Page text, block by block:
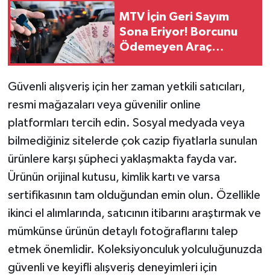
MTV İçin Geri Sayım
Sona Eriyor! Borcunu
Ödemeyen Araç
Güvenli alışveriş için her zaman yetkili satıcıları,
resmi mağazaları veya güvenilir online
platformları tercih edin. Sosyal medyada veya
bilmediğiniz sitelerde çok cazip fiyatlarla sunulan
ürünlere karşı şüpheci yaklaşmakta fayda var.
Ürünün orijinal kutusu, kimlik kartı ve varsa
sertifikasının tam olduğundan emin olun. Özellikle
ikinci el alımlarında, satıcının itibarını araştırmak ve
mümkünse ürünün detaylı fotoğraflarını talep
etmek önemlidir. Koleksiyonculuk yolculuğunuzda
güvenli ve keyifli alışveriş deneyimleri için